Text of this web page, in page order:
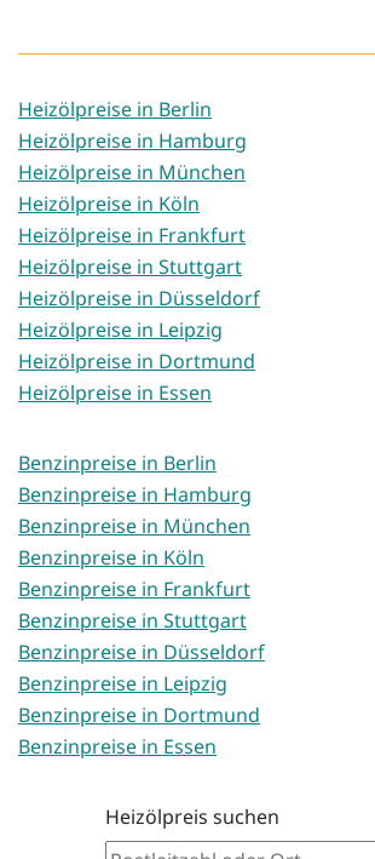
Heizölpreise in Berlin
Heizölpreise in Hamburg
Heizölpreise in München
Heizölpreise in Köln
Heizölpreise in Frankfurt
Heizölpreise in Stuttgart
Heizölpreise in Düsseldorf
Heizölpreise in Leipzig
Heizölpreise in Dortmund
Heizölpreise in Essen
Benzinpreise in Berlin
Benzinpreise in Hamburg
Benzinpreise in München
Benzinpreise in Köln
Benzinpreise in Frankfurt
Benzinpreise in Stuttgart
Benzinpreise in Düsseldorf
Benzinpreise in Leipzig
Benzinpreise in Dortmund
Benzinpreise in Essen
Heizölpreis suchen